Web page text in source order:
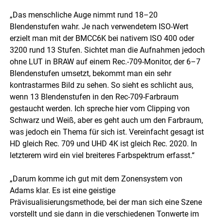
„Das menschliche Auge nimmt rund 18–20
Blendenstufen wahr. Je nach verwendetem ISO-Wert
erzielt man mit der BMCC6K bei nativem ISO 400 oder
3200 rund 13 Stufen. Sichtet man die Aufnahmen jedoch
ohne LUT in BRAW auf einem Rec.-709-Monitor, der 6–7
Blendenstufen umsetzt, bekommt man ein sehr
kontrastarmes Bild zu sehen. So sieht es schlicht aus,
wenn 13 Blendenstufen in den Rec-709-Farbraum
gestaucht werden. Ich spreche hier vom Clipping von
Schwarz und Weiß, aber es geht auch um den Farbraum,
was jedoch ein Thema für sich ist. Vereinfacht gesagt ist
HD gleich Rec. 709 und UHD 4K ist gleich Rec. 2020. In
letzterem wird ein viel breiteres Farbspektrum erfasst.“
„Darum komme ich gut mit dem Zonensystem von
Adams klar. Es ist eine geistige
Prävisualisierungsmethode, bei der man sich eine Szene
vorstellt und sie dann in die verschiedenen Tonwerte im